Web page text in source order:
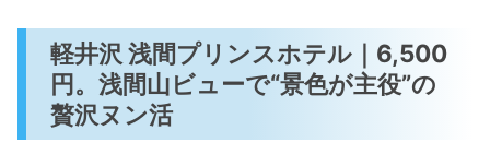
軽井沢 浅間プリンスホテル｜6,500
円。浅間山ビューで“景色が主役”の
贅沢ヌン活